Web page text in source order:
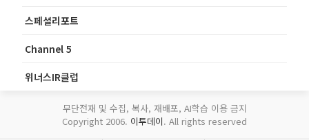
스페셜리포트
Channel 5
위너스IR클럽
무단전재 및 수집, 복사, 재배포, AI학습 이용 금지
Copyright 2006. 이투데이. All rights reserved